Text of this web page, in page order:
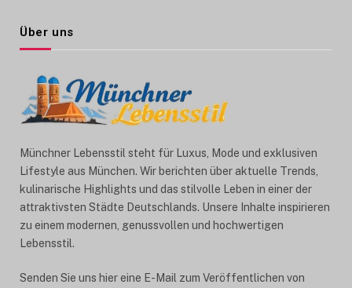
Über uns
Münchner Lebensstil steht für Luxus, Mode und exklusiven
Lifestyle aus München. Wir berichten über aktuelle Trends,
kulinarische Highlights und das stilvolle Leben in einer der
attraktivsten Städte Deutschlands. Unsere Inhalte inspirieren
zu einem modernen, genussvollen und hochwertigen
Lebensstil.
Senden Sie uns hier eine E-Mail zum Veröffentlichen von